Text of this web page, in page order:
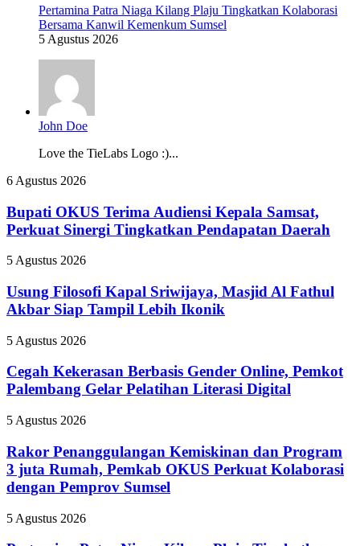
Pertamina Patra Niaga Kilang Plaju Tingkatkan Kolaborasi
Bersama Kanwil Kemenkum Sumsel
5 Agustus 2026
John Doe
Love the TieLabs Logo :)...
Bupati
Terima
Audiensi
Kepala
Perkuat
Tingkatkan
Pendapatan
6 Agustus 2026
Bupati OKUS Terima Audiensi Kepala Samsat,
Perkuat Sinergi Tingkatkan Pendapatan Daerah
Usung
Kapal
Sriwijaya,
Masjid
Fathul
Siap
Tampil
Ikonik
5 Agustus 2026
Usung Filosofi Kapal Sriwijaya, Masjid Al Fathul
Akbar Siap Tampil Lebih Ikonik
Cegah
Berbasis
Gender
Online,
Palembang
Pelatihan
Literasi
Digital
5 Agustus 2026
Cegah Kekerasan Berbasis Gender Online, Pemkot
Palembang Gelar Pelatihan Literasi Digital
Rakor
Kemiskinan
dan
Program
3
Rumah,
5 Agustus 2026
Rakor Penanggulangan Kemiskinan dan Program
3 juta Rumah, Pemkab OKUS Perkuat Kolaborasi
dengan Pemprov Sumsel
Pertamina
5 Agustus 2026